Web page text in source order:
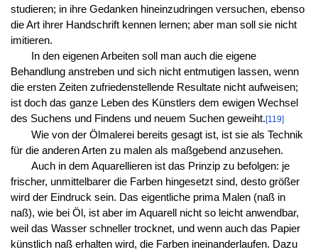
studieren; in ihre Gedanken hineinzudringen versuchen, ebenso
die Art ihrer Handschrift kennen lernen; aber man soll sie nicht
imitieren.
In den eigenen Arbeiten soll man auch die eigene
Behandlung anstreben und sich nicht entmutigen lassen, wenn
die ersten Zeiten zufriedenstellende Resultate nicht aufweisen;
ist doch das ganze Leben des Künstlers dem ewigen Wechsel
des Suchens und Findens und neuem Suchen geweiht.[119]
Wie von der Ölmalerei bereits gesagt ist, ist sie als Technik
für die anderen Arten zu malen als maßgebend anzusehen.
Auch in dem Aquarellieren ist das Prinzip zu befolgen: je
frischer, unmittelbarer die Farben hingesetzt sind, desto größer
wird der Eindruck sein. Das eigentliche prima Malen (naß in
naß), wie bei Öl, ist aber im Aquarell nicht so leicht anwendbar,
weil das Wasser schneller trocknet, und wenn auch das Papier
künstlich naß erhalten wird, die Farben ineinanderlaufen. Dazu